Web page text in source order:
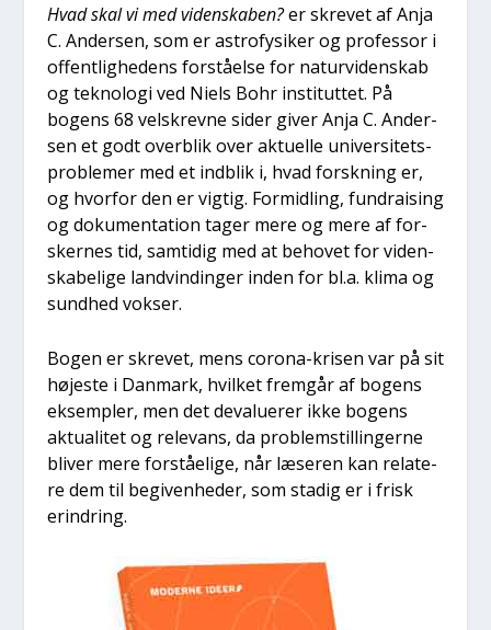
Hvad skal vi med viden­ska­ben?er skre­vet af Anja
C. Ander­sen, som er astro­fy­si­ker og pro­fes­sor i
offent­lig­he­dens for­stå­el­se for natur­vi­den­skab
og tek­no­lo­gi ved Niels Bohr insti­tut­tet. På
bogens 68 velskrev­ne sider giver Anja C. Ander­
sen et godt over­blik over aktu­el­le uni­ver­si­tets­
pro­ble­mer med et ind­blik i, hvad forsk­ning er,
og hvor­for den er vig­tig. For­mid­ling, fun­dra­i­sing
og doku­men­ta­tion tager mere og mere af for­
sker­nes tid, sam­ti­dig med at beho­vet for viden­
ska­be­li­ge land­vin­din­ger inden for bl.a. kli­ma og
sund­hed vok­ser.
Bogen er skre­vet, mens cor­o­na-kri­sen var på sit
høje­ste i Dan­mark, hvil­ket frem­går af bogens
eksemp­ler, men det deva­lu­e­rer ikke bogens
aktu­a­li­tet og rele­vans, da pro­blem­stil­lin­ger­ne
bli­ver mere for­stå­e­li­ge, når læse­ren kan rela­te­
re dem til begi­ven­he­der, som sta­dig er i frisk
erin­dring.